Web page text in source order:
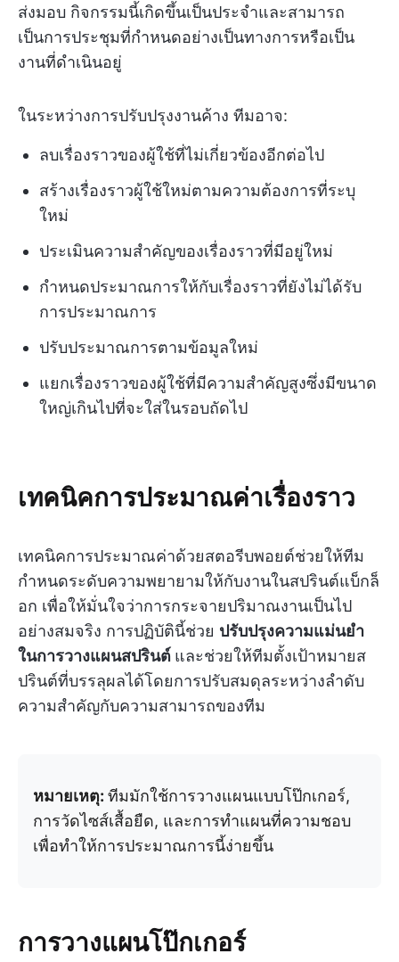
ส่งมอบ กิจกรรมนี้เกิดขึ้นเป็นประจำและสามารถ
เป็นการประชุมที่กำหนดอย่างเป็นทางการหรือเป็น
งานที่ดำเนินอยู่
ในระหว่างการปรับปรุงงานค้าง ทีมอาจ:
ลบเรื่องราวของผู้ใช้ที่ไม่เกี่ยวข้องอีกต่อไป
สร้างเรื่องราวผู้ใช้ใหม่ตามความต้องการที่ระบุ
ใหม่
ประเมินความสำคัญของเรื่องราวที่มีอยู่ใหม่
กำหนดประมาณการให้กับเรื่องราวที่ยังไม่ได้รับ
การประมาณการ
ปรับประมาณการตามข้อมูลใหม่
แยกเรื่องราวของผู้ใช้ที่มีความสำคัญสูงซึ่งมีขนาด
ใหญ่เกินไปที่จะใส่ในรอบถัดไป
เทคนิคการประมาณค่าเรื่องราว
เทคนิคการประมาณค่าด้วยสตอรีบพอยต์ช่วยให้ทีม
กำหนดระดับความพยายามให้กับงานในสปรินต์แบ็กล็
อก เพื่อให้มั่นใจว่าการกระจายปริมาณงานเป็นไป
อย่างสมจริง การปฏิบัตินี้ช่วย ปรับปรุงความแม่นยำ
ในการวางแผนสปรินต์ และช่วยให้ทีมตั้งเป้าหมายส
ปรินต์ที่บรรลุผลได้โดยการปรับสมดุลระหว่างลำดับ
ความสำคัญกับความสามารถของทีม
หมายเหตุ: ทีมมักใช้การวางแผนแบบโป๊กเกอร์,
การวัดไซส์เสื้อยืด, และการทำแผนที่ความชอบ
เพื่อทำให้การประมาณการนี้ง่ายขึ้น
การวางแผนโป๊กเกอร์